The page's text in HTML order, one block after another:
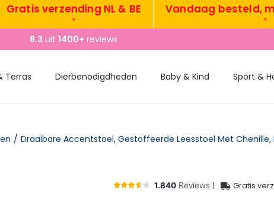
verzending NL & BE Vandaag besteld,
8.3 uit 1400+ reviews
Terras Dierbenodigdheden Baby & Kind Sport &
/
| Gratis